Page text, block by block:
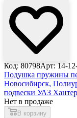
Код: 80798Арт: 14-
Подушка пружины
Новосибирск,
подвески УАЗ
Нет в продаже
В корзину